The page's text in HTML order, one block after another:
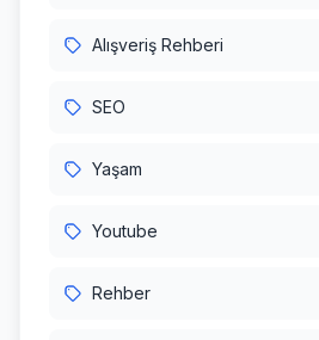
Alışveriş Rehberi
SEO
Yaşam
Youtube
Rehber